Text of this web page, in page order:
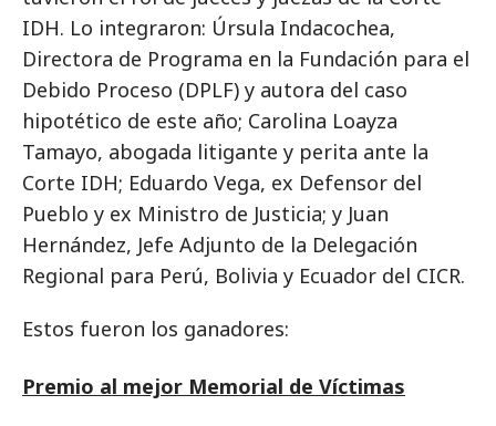
IDH. Lo integraron: Úrsula Indacochea,
Directora de Programa en la Fundación para el
Debido Proceso (DPLF) y autora del caso
hipotético de este año; Carolina Loayza
Tamayo, abogada litigante y perita ante la
Corte IDH; Eduardo Vega, ex Defensor del
Pueblo y ex Ministro de Justicia; y Juan
Hernández, Jefe Adjunto de la Delegación
Regional para Perú, Bolivia y Ecuador del CICR.
Estos fueron los ganadores:
Premio al mejor Memorial de Víctimas